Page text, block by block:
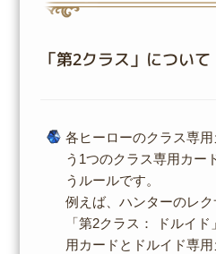
「第2クラス」について
各ヒーローのクラス専
う1つのクラス専用カー
うルールです。
例えば、ハンターのレク
「第2クラス： ドルイ
用カードとドルイド専